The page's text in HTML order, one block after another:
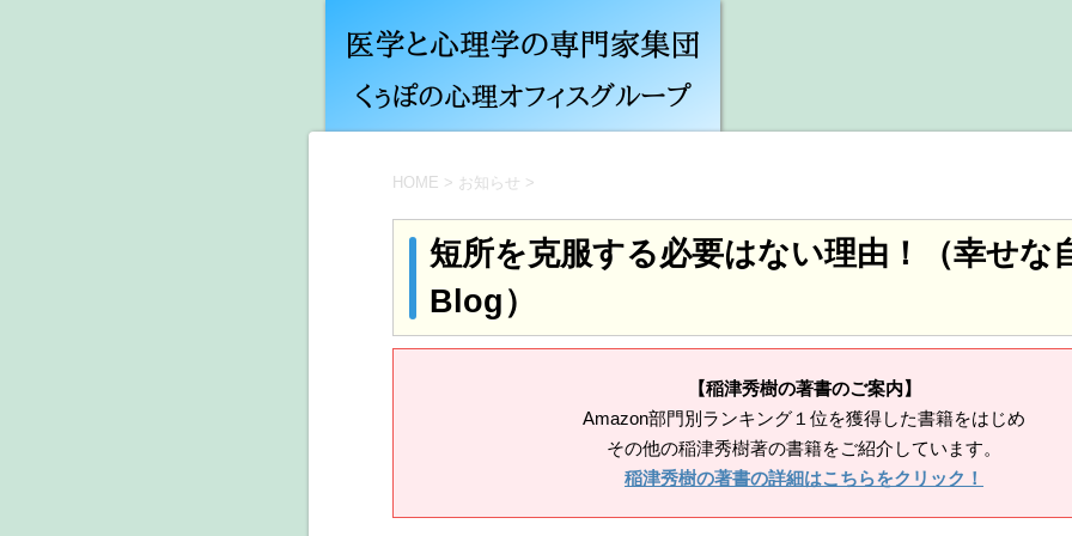
HOME > お知らせ >
短所を克服する必要はない理由！（幸せな
Blog）
【稲津秀樹の著書のご案内】
Amazon部門別ランキング１位を獲得した書籍をはじめ
その他の稲津秀樹著の書籍をご紹介しています。
稲津秀樹の著書の詳細はこちらをクリック！